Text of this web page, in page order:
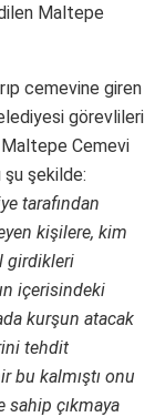
Maltepe
cemevine giren
görevlileri
Cemevi
şu şekilde:
tarafından
kişilere, kim
girdikleri
içerisindeki
kurşun atacak
tehdit
bu kalmıştı onu
çıkmaya